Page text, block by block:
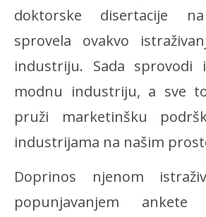
doktorske disertacije
sprovela ovakvo
industriju. Sada sprovodi
modnu industriju, a sve
pruži marketinšku
industrijama na našim
Doprinos njenom
popunjavanjem